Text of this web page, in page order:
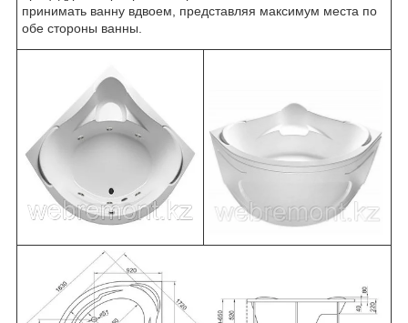
принимать ванну вдвоем, представляя максимум места по
обе стороны ванны.